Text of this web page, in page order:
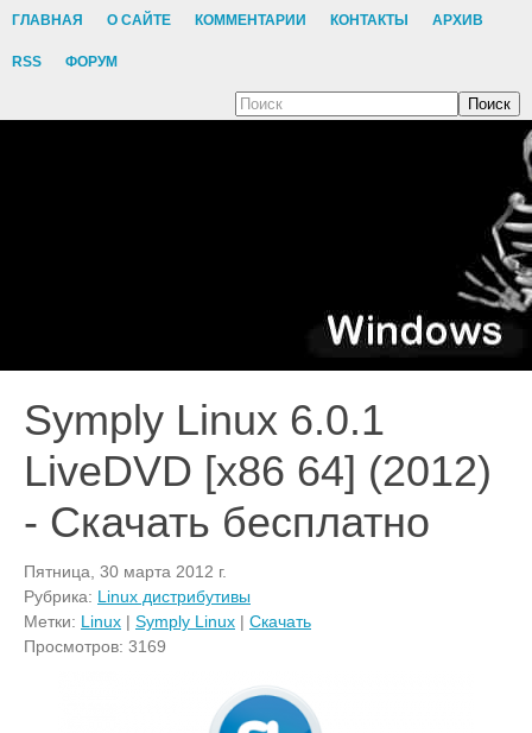
ГЛАВНАЯ О САЙТЕ КОММЕНТАРИИ КОНТАКТЫ АРХИВ
RSS ФОРУМ
Поиск
Symply Linux 6.0.1
LiveDVD [x86 64] (2012)
- Скачать бесплатно
Пятница, 30 марта 2012 г.
Рубрика: Linux дистрибутивы
Метки: Linux | Symply Linux | Скачать
Просмотров: 3169